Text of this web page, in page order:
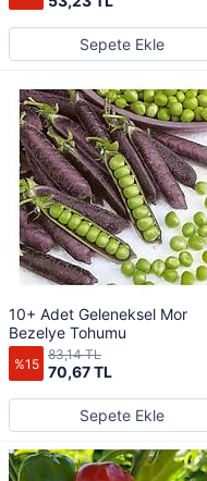
Sepete Ekle
10+ Adet Geleneksel Mor
Bezelye Tohumu
%15 70,67 TL
83,14 TL
Sepete Ekle